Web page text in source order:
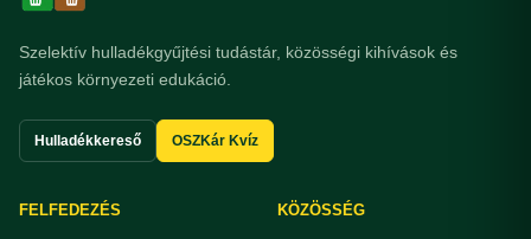
Szelektív hulladékgyűjtési tudástár, közösségi kihívások és
játékos környezeti edukáció.
Hulladékkereső OSZKár Kvíz
FELFEDEZÉS KÖZÖSSÉG